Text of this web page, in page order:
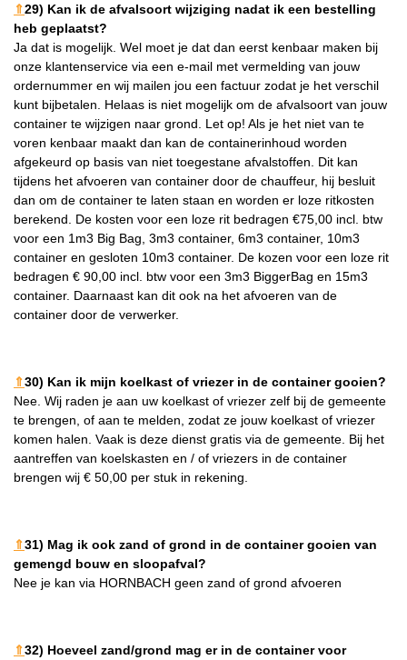
⇑29) Kan ik de afvalsoort wijziging nadat ik een bestelling
heb geplaatst?
Ja dat is mogelijk. Wel moet je dat dan eerst kenbaar maken bij
onze klantenservice via een e-mail met vermelding van jouw
ordernummer en wij mailen jou een factuur zodat je het verschil
kunt bijbetalen. Helaas is niet mogelijk om de afvalsoort van jouw
container te wijzigen naar grond. Let op! Als je het niet van te
voren kenbaar maakt dan kan de containerinhoud worden
afgekeurd op basis van niet toegestane afvalstoffen. Dit kan
tijdens het afvoeren van container door de chauffeur, hij besluit
dan om de container te laten staan en worden er loze ritkosten
berekend. De kosten voor een loze rit bedragen €75,00 incl. btw
voor een 1m3 Big Bag, 3m3 container, 6m3 container, 10m3
container en gesloten 10m3 container. De kozen voor een loze rit
bedragen € 90,00 incl. btw voor een 3m3 BiggerBag en 15m3
container. Daarnaast kan dit ook na het afvoeren van de
container door de verwerker.
⇑30) Kan ik mijn koelkast of vriezer in de container gooien?
Nee. Wij raden je aan uw koelkast of vriezer zelf bij de gemeente
te brengen, of aan te melden, zodat ze jouw koelkast of vriezer
komen halen. Vaak is deze dienst gratis via de gemeente. Bij het
aantreffen van koelskasten en / of vriezers in de container
brengen wij € 50,00 per stuk in rekening.
⇑31) Mag ik ook zand of grond in de container gooien van
gemengd bouw en sloopafval?
Nee je kan via HORNBACH geen zand of grond afvoeren
⇑32) Hoeveel zand/grond mag er in de container voor